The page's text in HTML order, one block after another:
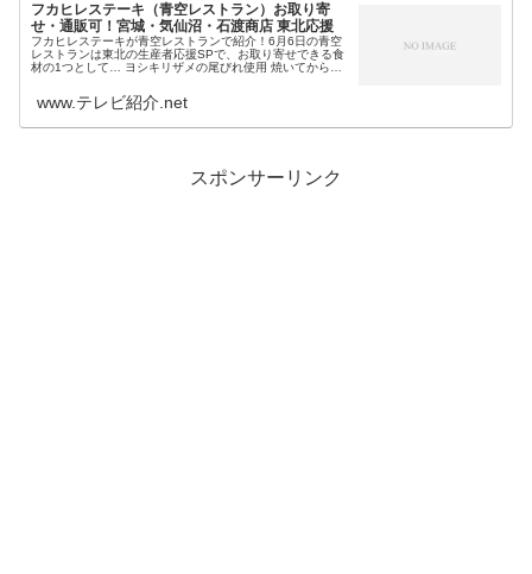
フカヒレステーキ（青空レストラン）お取り寄
せ・通販可！宮城・気仙沼・石渡商店 東北応援
フカヒレステーキが青空レストランで紹介！6月6日の青空
レストランは東北の生産者応援SPで、お取り寄せできる食
材の1つとして… ヨシキリザメの尾びれ使用 焼いてからス
XO醤と同じ石渡商店 ...
www.テレビ紹介.net
スポンサーリンク